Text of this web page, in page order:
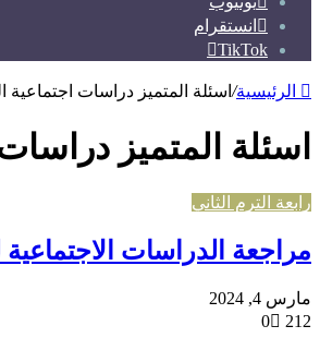
انستقرام
TikTok
الرئيسية/ اسئلة المتميز دراسات اجتماعية
اسئلة المتميز
رابعة الترم الثاني
مراجعة الدراسات
مارس 4, 2024
0
212